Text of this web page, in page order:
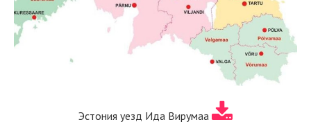
Эстония уезд Ида Вирумаа